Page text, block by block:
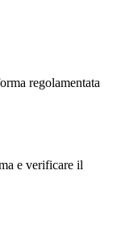
regolamentata
e verificare il